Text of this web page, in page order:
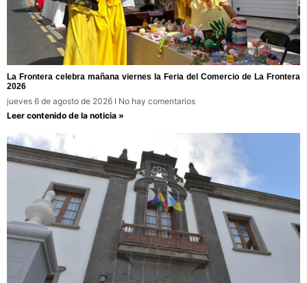
La Frontera celebra mañana viernes la Feria del Comercio de La Frontera
2026
jueves 6 de agosto de 2026
No hay comentarios
Leer contenido de la noticia »